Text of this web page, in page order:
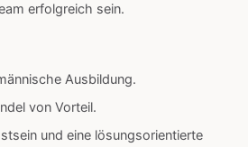
erfolgreich sein.
Ausbildung.
von Vorteil.
und eine lösungsorientierte